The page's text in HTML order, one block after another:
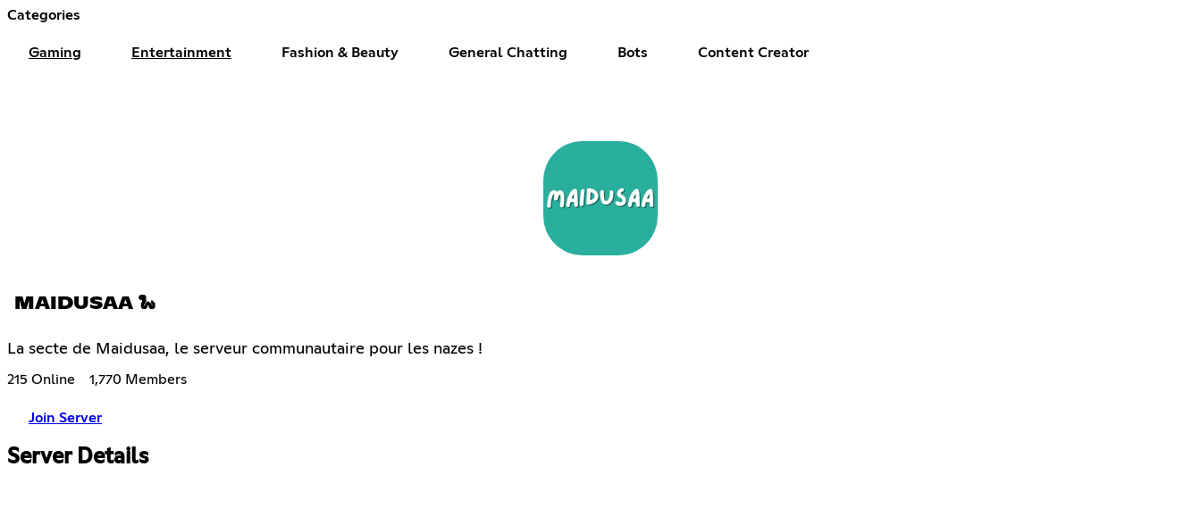
Categories
Gaming Entertainment Fashion & Beauty General Chatting Bots Content Creator
MAIDUSAA 🐍
La secte de Maidusaa, le serveur communautaire pour les nazes !
215 Online 1,770 Members
Join Server
Server Details